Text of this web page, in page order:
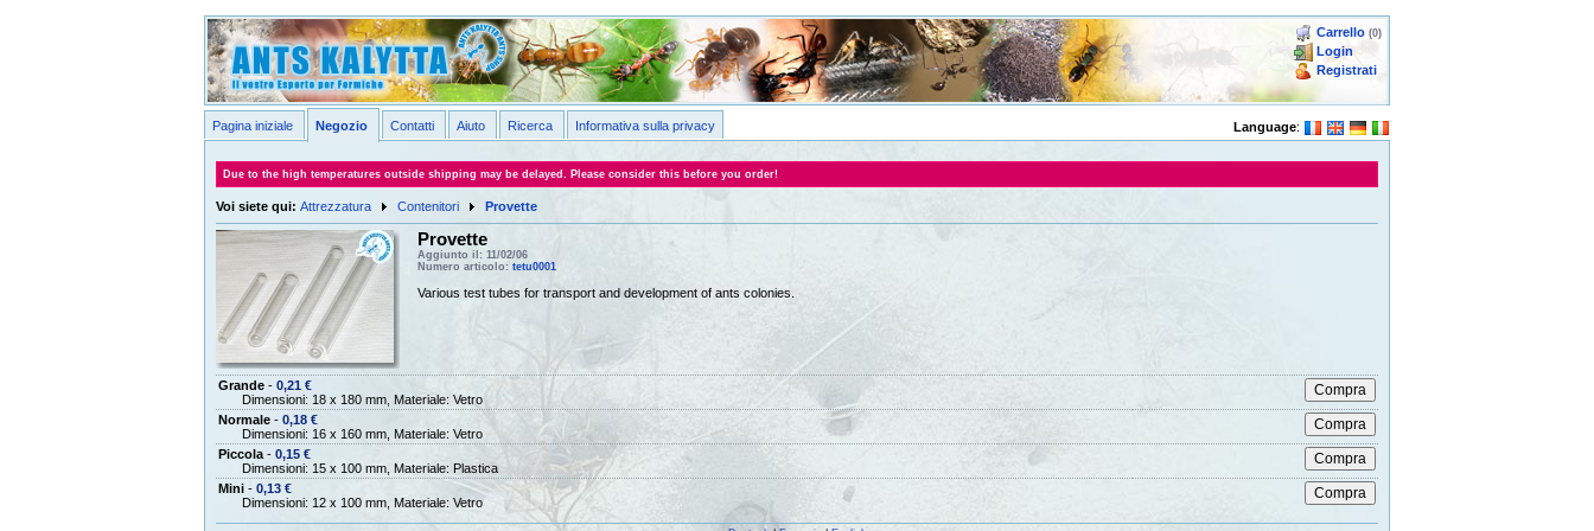
Carrello (0)
Login
Registrati
Language:
Pagina iniziale Negozio Contatti Aiuto Ricerca Informativa sulla privacy
Due to the high temperatures outside shipping may be delayed. Please consider this before you order!
Voi siete qui: Attrezzatura Contenitori Provette
Provette
Aggiunto il: 11/02/06
Numero articolo: tetu0001
Various test tubes for transport and development of ants colonies.
Grande- 0,21 €
Dimensioni: 18 x 180 mm, Materiale: Vetro
Normale- 0,18 €
Dimensioni: 16 x 160 mm, Materiale: Vetro
Piccola- 0,15 €
Dimensioni: 15 x 100 mm, Materiale: Plastica
Mini- 0,13 €
Dimensioni: 12 x 100 mm, Materiale: Vetro